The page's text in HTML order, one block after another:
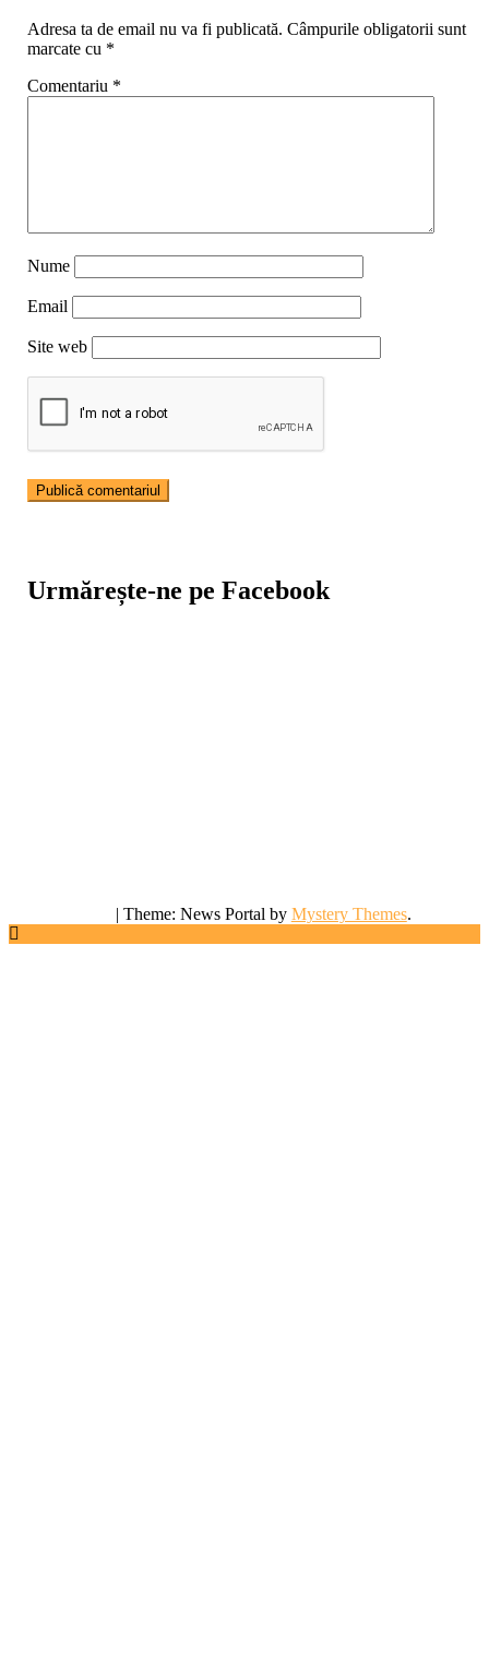
Adresa ta de email nu va fi publicată. Câmpurile obligatorii sunt
marcate cu *
Comentariu *
Nume
Email
Site web
Urmărește-ne pe Facebook
| Theme: News Portal by Mystery Themes.